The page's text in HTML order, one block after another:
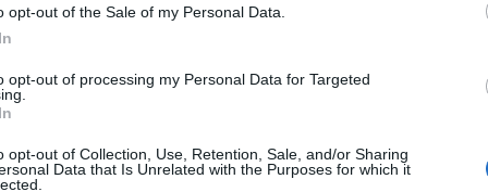
opt-out of the Sale of my Personal Data.
opt-out of processing my Personal Data for Targeted
opt-out of Collection, Use, Retention, Sale, and/or Sharing
Data that Is Unrelated with the Purposes for which it
για 100%
επιχειρήσεις που
ΥΠΑΑΤ:
κτηνοτροφίας
Παιδείας για τη
στο